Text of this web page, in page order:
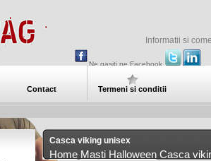
Informatii si
Ne gasiti pe Facebook
Contact Termeni si conditii
Casca viking unisex
Home Masti HalloweenCasca